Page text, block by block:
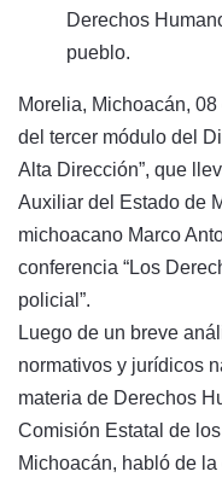
Derechos
pueblo.
Morelia, Michoacán,
del tercer módulo del
Alta Dirección”, que
Auxiliar del Estado de
michoacano Marco
conferencia “Los
policial”.
Luego de un breve
normativos y jurídicos
materia de Derechos
Comisión Estatal de
Michoacán, habló de